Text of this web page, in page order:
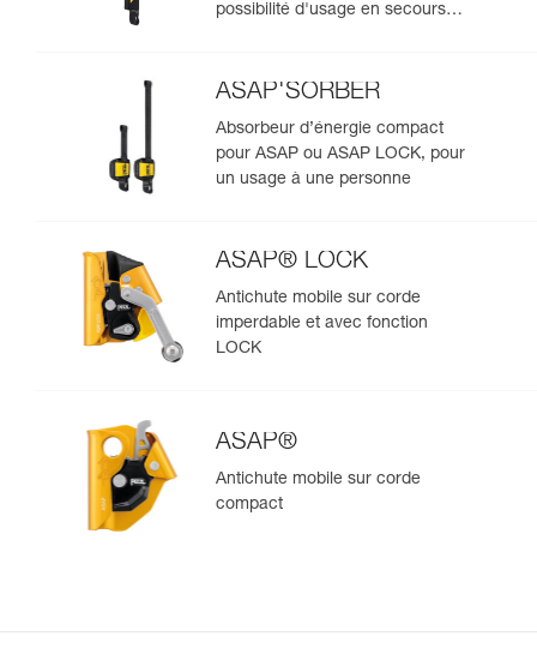
possibilité d'usage en secours
ASAP'SORBER
Absorbeur d’énergie compact
pour ASAP ou ASAP LOCK, pour
un usage à une personne
ASAP® LOCK
Antichute mobile sur corde
imperdable et avec fonction
LOCK
ASAP®
Antichute mobile sur corde
compact